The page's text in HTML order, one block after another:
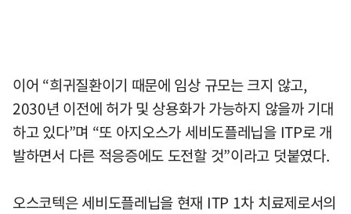
이어 “희귀질환이기 때문에 임상 규모는 크지 않고,
2030년 이전에 허가 및 상용화가 가능하지 않을까 기대
하고 있다”며 “또 아지오스가 세비도플레닙을 ITP로 개
발하면서 다른 적응증에도 도전할 것”이라고 덧붙였다.
오스코텍은 세비도플레닙을 현재 ITP 1차 치료제로서의